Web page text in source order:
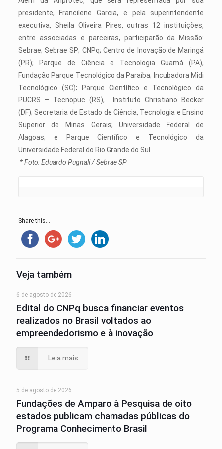
presidente, Francilene Garcia, e pela superintendente
executiva, Sheila Oliveira Pires, outras 12 instituições,
entre associadas e parceiras, participarão da Missão:
Sebrae; Sebrae SP; CNPq; Centro de Inovação de Maringá
(PR); Parque de Ciência e Tecnologia Guamá (PA),
Fundação Parque Tecnológico da Paraíba; Incubadora Midi
Tecnológico (SC); Parque Científico e Tecnológico da
PUCRS – Tecnopuc (RS), Instituto Christiano Becker
(DF); Secretaria de Estado de Ciência, Tecnologia e Ensino
Superior de Minas Gerais; Universidade Federal de
Alagoas; e Parque Científico e Tecnológico da
Universidade Federal do Rio Grande do Sul.
* Foto: Eduardo Pugnali / Sebrae SP
Share this...
Veja também
6 de agosto de 2026
Edital do CNPq busca financiar eventos
realizados no Brasil voltados ao
empreendedorismo e à inovação
Leia mais
5 de agosto de 2026
Fundações de Amparo à Pesquisa de oito
estados publicam chamadas públicas do
Programa Conhecimento Brasil